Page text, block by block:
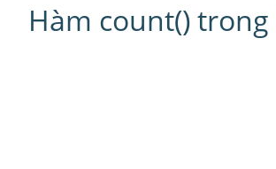
Hàm count()